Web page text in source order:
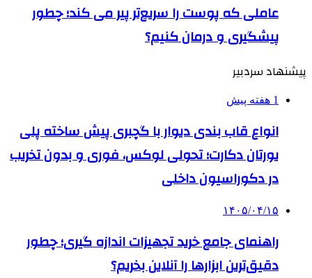
عاملی که پوست را سریع‌تر پیر می کند؛ چطور
پیشگیری و درمان کنیم؟
پیشنهاد سردبیر
1 هفته پیش
انواع قاب بندی دیوار با گچبری پیش ساخته پلی
یورتان دکارت؛ تحولی لوکس، فوری و بدون تخریب
در دکوراسیون داخلی
۱۴۰۵/۰۴/۱۵
راهنمای جامع خرید تجهیزات اندازه گیری؛ چطور
دقیق‌ترین ابزارها را آنلاین بخریم؟